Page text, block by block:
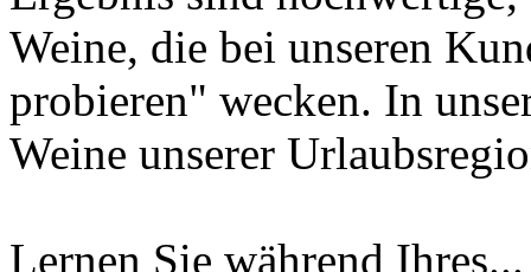
Weine, die bei unseren
probieren" wecken. In
Weine unserer
Lernen Sie während